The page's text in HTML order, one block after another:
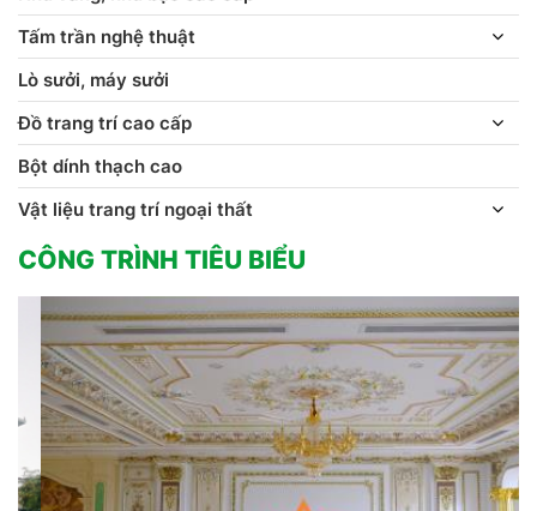
Tấm trần nghệ thuật
Lò sưởi, máy sưởi
Đồ trang trí cao cấp
Bột dính thạch cao
Vật liệu trang trí ngoại thất
CÔNG TRÌNH TIÊU BIỂU